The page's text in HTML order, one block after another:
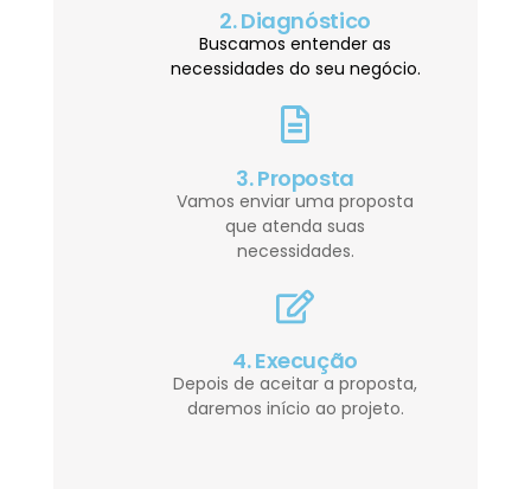
2. Diagnóstico
Buscamos entender as
necessidades do seu negócio.
3. Proposta
Vamos enviar uma proposta
que atenda suas
necessidades.
4. Execução
Depois de aceitar a proposta,
daremos início ao projeto.